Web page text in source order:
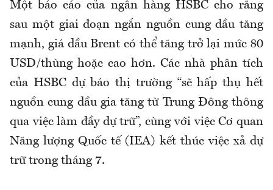
Một báo cáo của ngân hàng HSBC cho rằng
sau một giai đoạn ngắn nguồn cung dầu tăng
mạnh, giá dầu Brent có thể tăng trở lại mức 80
USD/thùng hoặc cao hơn. Các nhà phân tích
của HSBC dự báo thị trường “sẽ hấp thụ hết
nguồn cung dầu gia tăng từ Trung Đông thông
qua việc làm đầy dự trữ”, cùng với việc Cơ quan
Năng lượng Quốc tế (IEA) kết thúc việc xả dự
trữ trong tháng 7.